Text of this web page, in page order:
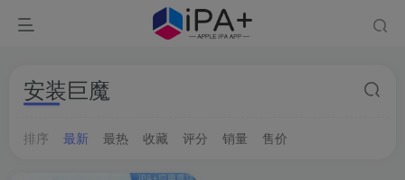
安装巨魔
排序 最新 最热 收藏 评分 销量 售价